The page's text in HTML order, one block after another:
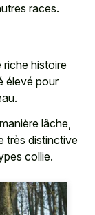
races.
riche histoire
élevé pour
lâche,
très distinctive
collie.